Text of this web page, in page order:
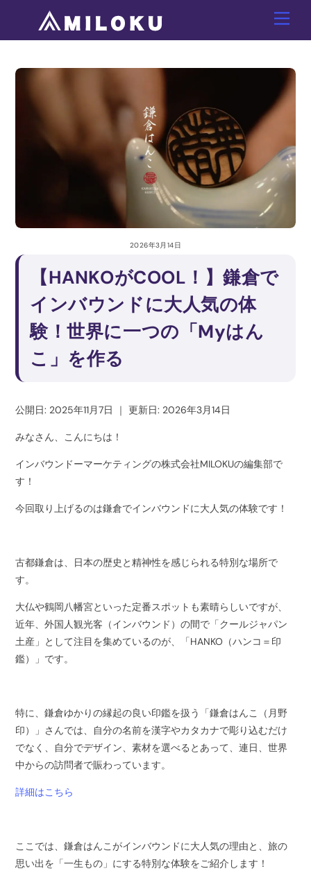
content
2026年3月14日
【HANKOがCOOL！】鎌倉で
インバウンドに大人気の体
験！世界に一つの「Myはん
こ」を作る
公開日: 2025年11月7日 ｜更新日: 2026年3月14日
みなさん、こんにちは！
インバウンドーマーケティングの株式会社MILOKUの編集部で
す！
今回取り上げるのは鎌倉でインバウンドに大人気の体験です！
古都鎌倉は、日本の歴史と精神性を感じられる特別な場所で
す。
大仏や鶴岡八幡宮といった定番スポットも素晴らしいですが、
近年、外国人観光客（インバウンド）の間で「クールジャパン
土産」として注目を集めているのが、「HANKO（ハンコ＝印
鑑）」です。
特に、鎌倉ゆかりの縁起の良い印鑑を扱う「鎌倉はんこ（月野
印）」さんでは、自分の名前を漢字やカタカナで彫り込むだけ
でなく、自分でデザイン、素材を選べるとあって、連日、世界
中からの訪問者で賑わっています。
詳細はこちら
ここでは、鎌倉はんこがインバウンドに大人気の理由と、旅の
思い出を「一生もの」にする特別な体験をご紹介します！